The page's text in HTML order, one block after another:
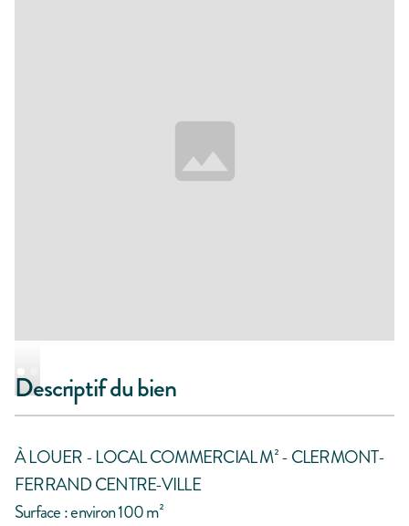
Descriptif du bien
À LOUER - LOCAL COMMERCIAL M² - CLERMONT-
FERRAND CENTRE-VILLE
Surface : environ 100 m²